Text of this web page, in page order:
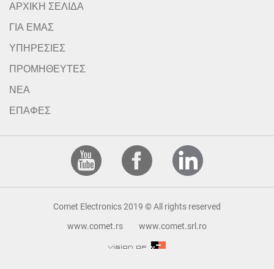
ΑΡΧΙΚΗ ΣΕΛΙΔΑ
ΓΙΑ ΕΜΑΣ
ΥΠΗΡΕΣΙΕΣ
ΠΡΟΜΗΘΕΥΤΕΣ
ΝΕΑ
ΕΠΑΦΕΣ
Comet Electronics 2019 © All rights reserved
www.comet.rs
www.comet.srl.ro